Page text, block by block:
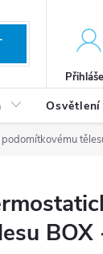
Osvětlení
BOX